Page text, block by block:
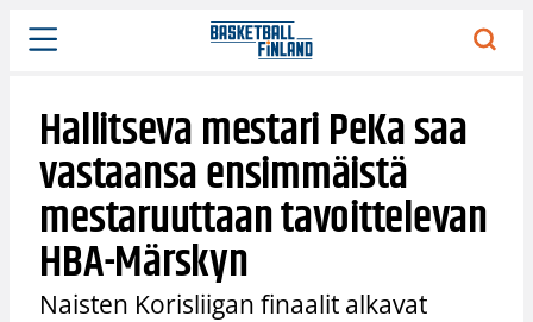
Siirry
sisältöön
Hallitseva mestari PeKa saa
vastaansa ensimmäistä
mestaruuttaan tavoittelevan
HBA-Märskyn
Naisten Korisliigan finaalit alkavat